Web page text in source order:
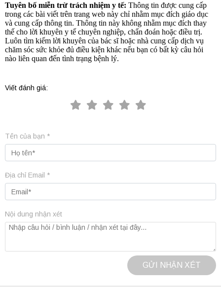
Tuyên bố miễn trừ trách nhiệm y tế: Thông tin được cung cấp
trong các bài viết trên trang web này chỉ nhằm mục đích giáo dục
và cung cấp thông tin. Thông tin này không nhằm mục đích thay
thế cho lời khuyên y tế chuyên nghiệp, chẩn đoán hoặc điều trị.
Luôn tìm kiếm lời khuyên của bác sĩ hoặc nhà cung cấp dịch vụ
chăm sóc sức khỏe đủ điều kiện khác nếu bạn có bất kỳ câu hỏi
nào liên quan đến tình trạng bệnh lý.
Viết đánh giá:
Tên của bạn *
Địa chỉ Email *
Nội dung nhận xét
GỬI NHẬN XÉT